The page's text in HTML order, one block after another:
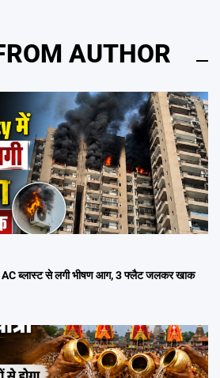
AUTHOR
ब्लास्ट से लगी भीषण आग, 3 फ्लैट जलकर खाक